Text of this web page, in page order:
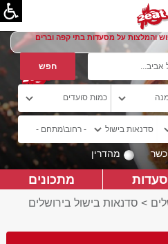
והמלצות על מסעדות בתי קפה וברים
כשר מהדרין
מתכונים
> סדנאות בישול בירושלים